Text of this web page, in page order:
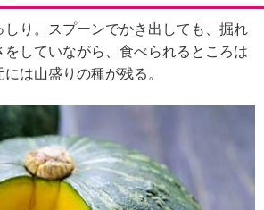
り。スプーンでかき出しても、掘れ
していながら、食べられるところは
は山盛りの種が残る。